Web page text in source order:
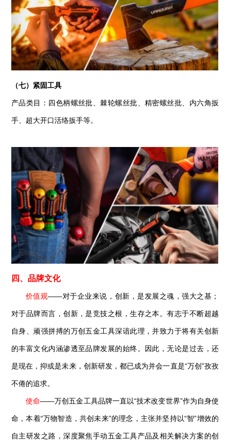
（七）紧固工具
产品类目：四色柄螺丝批、棘轮螺丝批、精密螺丝批、内六角扳
手、超大开口活络扳手等。
四、品牌文化
价值观——对于企业来说，创新，是发展之魂，强大之基；
对于品牌而言，创新，是竞技之根，生存之本。有志于不断超越
自身、顽强拼搏的万创五金工具深谙此理，并致力于将有关创新
的丰富文化内涵渗透至品牌发展的始终。因此，无论是过去，还
是现在，抑或是未来，创新研发，都已成为并会一直是“万创”孜孜
不倦的追求。
使命——万创五金工具品牌一直以“技术改变世界”作为自身使
命，本着“万物智造，共创未来”的理念，主张并坚持以“智”增效的
自主研发之路，深度聚焦手动五金工具产品及相关解决方案的创